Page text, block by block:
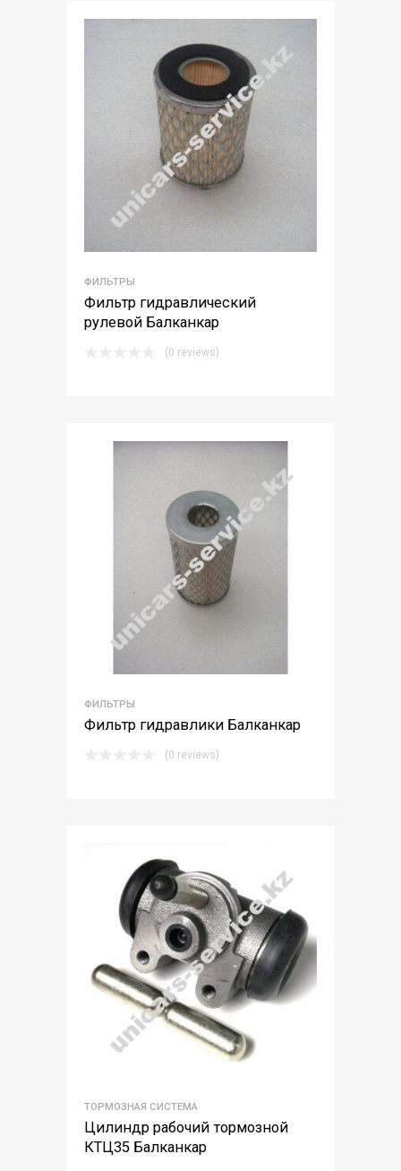
ФИЛЬТРЫ
Фильтр гидравлический
рулевой Балканкар
(0 reviews)
ФИЛЬТРЫ
Фильтр гидравлики Балканкар
(0 reviews)
ТОРМОЗНАЯ СИСТЕМА
Цилиндр рабочий тормозной
КТЦ35 Балканкар